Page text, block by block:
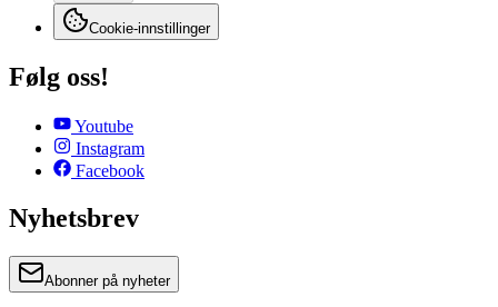
Cookie-innstillinger
Følg oss!
Youtube
Instagram
Facebook
Nyhetsbrev
Abonner på nyheter